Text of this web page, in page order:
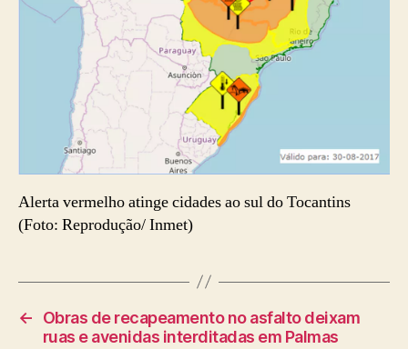
Alerta vermelho atinge cidades ao sul do Tocantins
(Foto: Reprodução/ Inmet)
←
Obras de recapeamento no asfalto deixam
ruas e avenidas interditadas em Palmas